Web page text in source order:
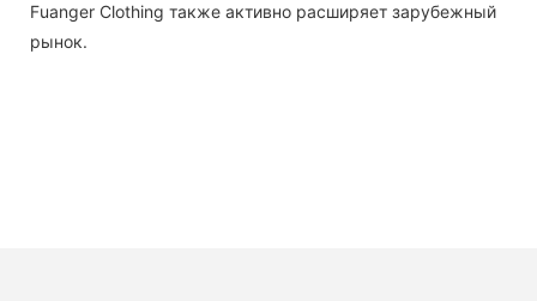
Fuanger Clothing также активно расширяет зарубежный
рынок.